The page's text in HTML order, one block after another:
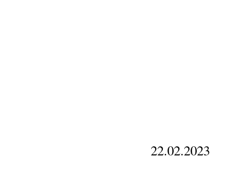
22.02.2023